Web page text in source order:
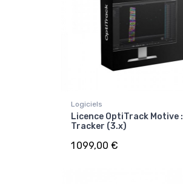
Logiciels
Licence OptiTrack Motive :
Tracker (3.x)
1 099,00 €